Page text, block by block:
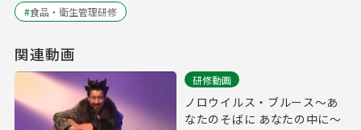
#食品・衛生管理研修
関連動画
研修動画
ノロウイルス・ブルース～あ
なたのそばに あなたの中に～